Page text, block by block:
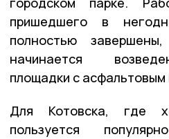
пришедшего в
полностью
начинается
площадки с асфальтовым
Для Котовска, где
пользуется